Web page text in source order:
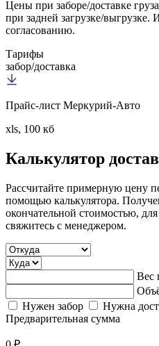
Цены при заборе/доставке
при задней загрузке/
согласованию.
Тарифы
забор/доставка
Прайс-лист Меркурий-Авто
xls, 100 кб
Калькулятор
Рассчитайте примерную цену
помощью калькулятора.
окончательной стоимостью,
свяжитесь с менеджером.
Вес
Нужен забор
Нужна
Предварительная сумма